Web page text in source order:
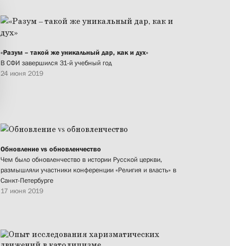
«Разум – такой же уникальный дар, как и дух»
В СФИ завершился 31-й учебный год
24 июня 2019
Обновление vs обновленчество
Чем было обновленчество в истории Русской церкви,
размышляли участники конференции «Религия и власть» в
Санкт-Петербурге
17 июня 2019